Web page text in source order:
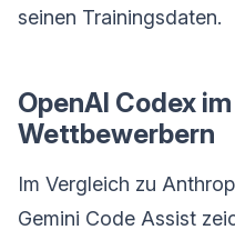
seinen Trainingsdaten.
OpenAI Codex
Wettbewerbern
Im Vergleich zu
Gemini Code Assist